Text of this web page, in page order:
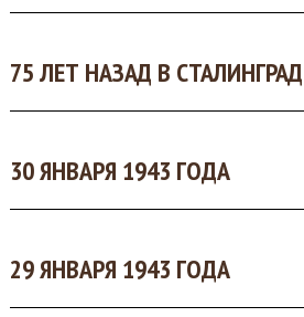
75 ЛЕТ НАЗАД В
30 ЯНВАРЯ 1943 ГОДА
29 ЯНВАРЯ 1943 ГОДА